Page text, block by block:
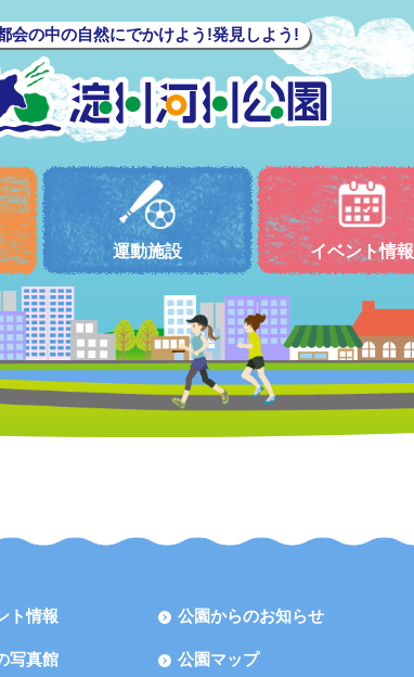
会の中の自然にでかけよう!発見しよう!
運動施設 イベント情報
ト情報
写真館
公園からのお知らせ
公園マップ